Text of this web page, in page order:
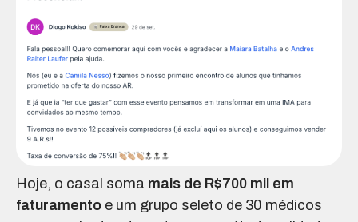
Hoje, o casal soma mais de R$700 mil em
faturamento e um grupo seleto de 30 médicos